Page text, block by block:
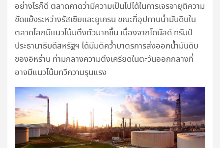
อย่างไรก็ดี ตลาดคาดว่ามีความเป็นไปได้ในการเจรจายุติความ
ขัดแย้งระหว่างรัสเซียและยูเครน ขณะที่อุปทานน้ำมันดิบใน
ตลาดโลกมีแนวโน้มตึงตัวมากขึ้น เนื่องจากโดนัลด์ ทรัมป์
ประธานาธิบดีสหรัฐฯ ได้มีมติคว่ำบาตรการส่งออกน้ำมันดิบ
ของอิหร่าน ท่ามกลางความตึงเครียดในตะวันออกกลางที่
อาจมีแนวโน้มทวีความรุนแรง